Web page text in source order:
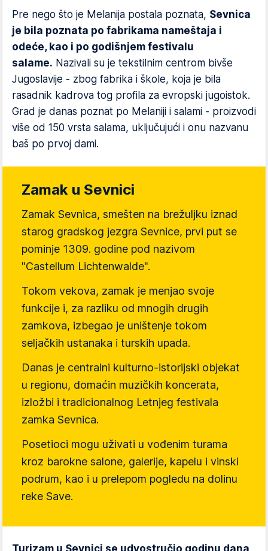
Pre nego što je Melanija postala poznata, Sevnica
je bila poznata po fabrikama nameštaja i
odeće, kao i po godišnjem festivalu
salame. Nazivali su je tekstilnim centrom bivše
Jugoslavije - zbog fabrika i škole, koja je bila
rasadnik kadrova tog profila za evropski jugoistok.
Grad je danas poznat po Melaniji i salami - proizvodi
više od 150 vrsta salama, uključujući i onu nazvanu
baš po prvoj dami.
Zamak u Sevnici
Zamak Sevnica, smešten na brežuljku iznad
starog gradskog jezgra Sevnice, prvi put se
pominje 1309. godine pod nazivom
"Castellum Lichtenwalde".
Tokom vekova, zamak je menjao svoje
funkcije i, za razliku od mnogih drugih
zamkova, izbegao je uništenje tokom
seljačkih ustanaka i turskih upada.
Danas je centralni kulturno-istorijski objekat
u regionu, domaćin muzičkih koncerata,
izložbi i tradicionalnog Letnjeg festivala
zamka Sevnica.
Posetioci mogu uživati u vođenim turama
kroz barokne salone, galerije, kapelu i vinski
podrum, kao i u prelepom pogledu na dolinu
reke Save.
Turizam u Sevnici se udvostručio godinu dana